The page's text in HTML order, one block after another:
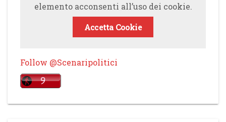
elemento acconsenti all’uso dei cookie.
Accetta Cookie
Follow @Scenaripolitici